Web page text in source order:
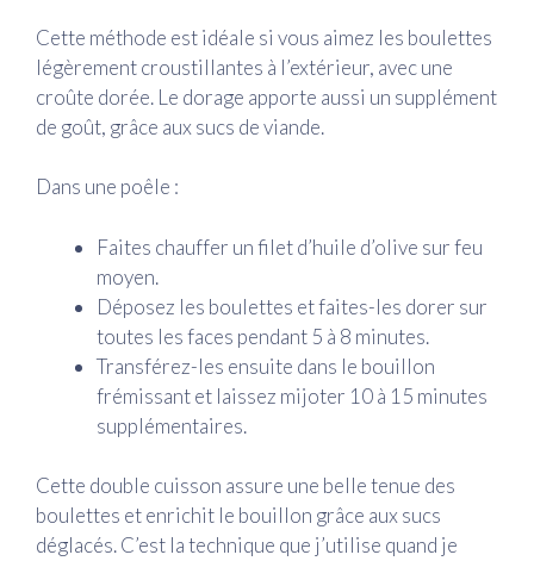
Cette méthode est idéale si vous aimez les boulettes
légèrement croustillantes à l’extérieur, avec une
croûte dorée. Le dorage apporte aussi un supplément
de goût, grâce aux sucs de viande.
Dans une poêle :
Faites chauffer un filet d’huile d’olive sur feu
moyen.
Déposez les boulettes et faites-les dorer sur
toutes les faces pendant 5 à 8 minutes.
Transférez-les ensuite dans le bouillon
frémissant et laissez mijoter 10 à 15 minutes
supplémentaires.
Cette double cuisson assure une belle tenue des
boulettes et enrichit le bouillon grâce aux sucs
déglacés. C’est la technique que j’utilise quand je